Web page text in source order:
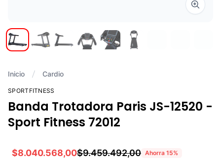
Zoom
Inicio Cardio
SPORTFITNESS
Banda Trotadora Paris JS-12520 -
Sport Fitness 72012
$8.040.568,00$9.459.492,00 Ahorra 15%